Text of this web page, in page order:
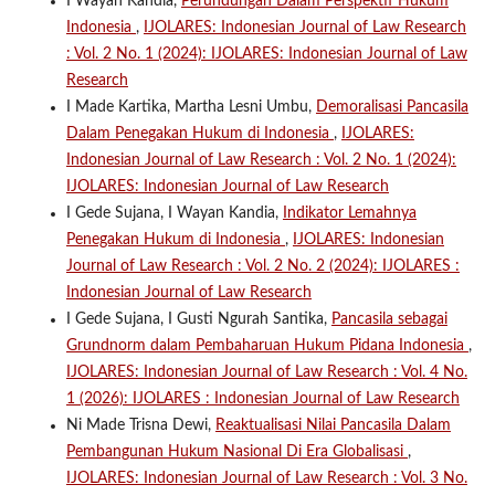
Indonesia , IJOLARES: Indonesian Journal of Law Research
: Vol. 2 No. 1 (2024): IJOLARES: Indonesian Journal of Law
Research
I Made Kartika, Martha Lesni Umbu, Demoralisasi Pancasila
Dalam Penegakan Hukum di Indonesia , IJOLARES:
Indonesian Journal of Law Research : Vol. 2 No. 1 (2024):
IJOLARES: Indonesian Journal of Law Research
I Gede Sujana, I Wayan Kandia,
Indikator Lemahnya
Penegakan Hukum di Indonesia , IJOLARES: Indonesian
Journal of Law Research : Vol. 2 No. 2 (2024): IJOLARES :
Indonesian Journal of Law Research
I Gede Sujana, I Gusti Ngurah Santika, Pancasila sebagai
Grundnorm dalam Pembaharuan Hukum Pidana Indonesia ,
IJOLARES: Indonesian Journal of Law Research : Vol. 4 No.
1 (2026): IJOLARES : Indonesian Journal of Law Research
Ni Made Trisna Dewi, Reaktualisasi Nilai Pancasila Dalam
Pembangunan Hukum Nasional Di Era Globalisasi ,
IJOLARES: Indonesian Journal of Law Research : Vol. 3 No.